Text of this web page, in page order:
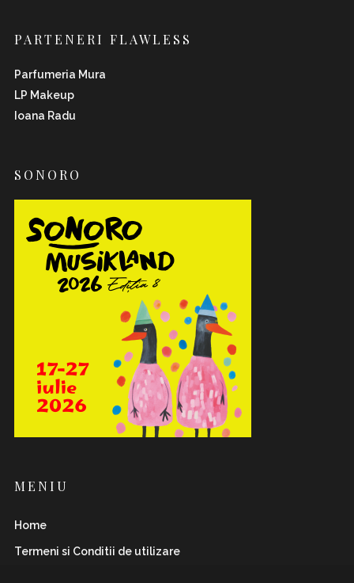
PARTENERI FLAWLESS
Parfumeria Mura
LP Makeup
Ioana Radu
SONORO
MENIU
Home
Termeni si Conditii de utilizare